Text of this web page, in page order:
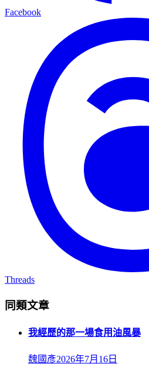
Facebook
Threads
同類文章
我經歷的那一場食用油風暴
魏國彥2026年7月16日